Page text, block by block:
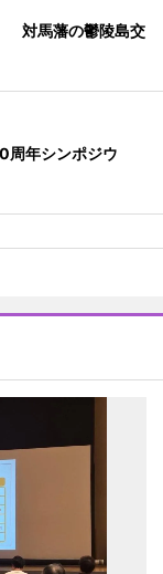
対馬藩の鬱陵島交
周年シンポジウ